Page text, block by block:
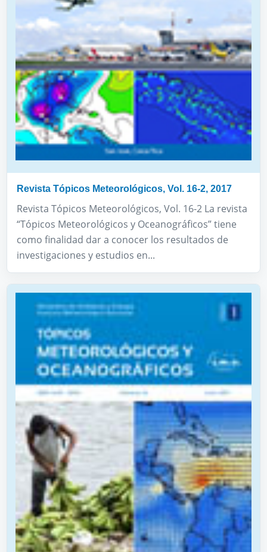
Revista Tópicos Meteorológicos, Vol. 16-2, 2017
Revista Tópicos Meteorológicos, Vol. 16-2 La revista
“Tópicos Meteorológicos y Oceanográficos” tiene
como finalidad dar a conocer los resultados de
investigaciones y estudios en...